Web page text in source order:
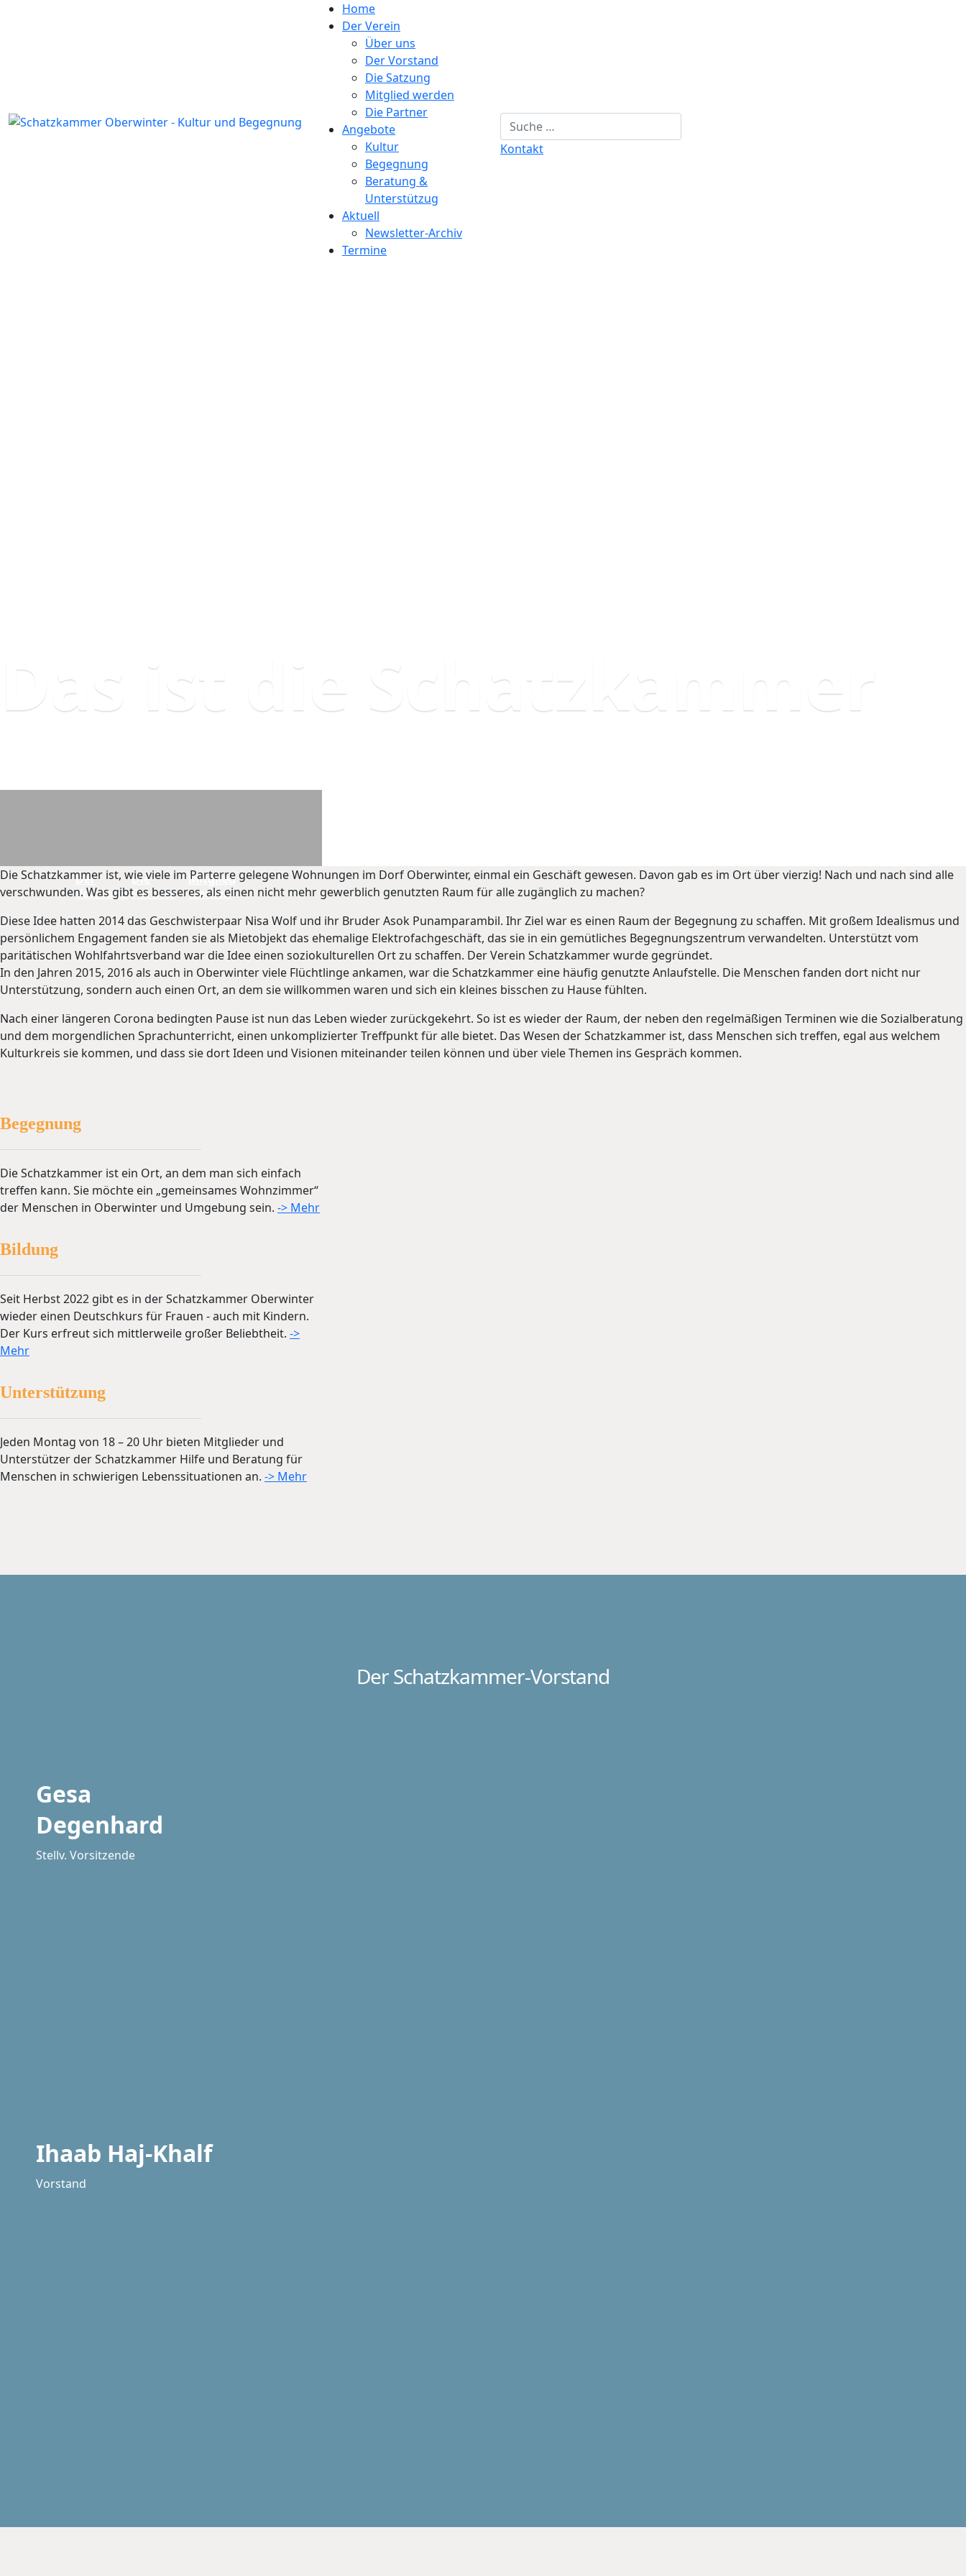
Home
Der Verein
Über uns
Der Vorstand
Die Satzung
Mitglied werden
Die Partner
Angebote
Kultur
Begegnung
Beratung &
Unterstützug
Aktuell
Newsletter-Archiv
Termine
Suchen
Kontakt
Das ist die Schatzkammer
Der
Vorstand
Die
Partner
Mitglied
werden
Die Schatzkammer ist, wie viele im Parterre gelegene Wohnungen im Dorf Oberwinter, einmal ein Geschäft gewesen. Davon gab es im Ort über vierzig! Nach und nach sind alle
verschwunden. Was gibt es besseres, als einen nicht mehr gewerblich genutzten Raum für alle zugänglich zu machen?
Diese Idee hatten 2014 das Geschwisterpaar Nisa Wolf und ihr Bruder Asok Punamparambil. Ihr Ziel war es einen Raum der Begegnung zu schaffen. Mit großem Idealismus und
persönlichem Engagement fanden sie als Mietobjekt das ehemalige Elektrofachgeschäft, das sie in ein gemütliches Begegnungszentrum verwandelten. Unterstützt vom
paritätischen Wohlfahrtsverband war die Idee einen soziokulturellen Ort zu schaffen. Der Verein Schatzkammer wurde gegründet.
In den Jahren 2015, 2016 als auch in Oberwinter viele Flüchtlinge ankamen, war die Schatzkammer eine häufig genutzte Anlaufstelle. Die Menschen fanden dort nicht nur
Unterstützung, sondern auch einen Ort, an dem sie willkommen waren und sich ein kleines bisschen zu Hause fühlten.
Nach einer längeren Corona bedingten Pause ist nun das Leben wieder zurückgekehrt. So ist es wieder der Raum, der neben den regelmäßigen Terminen wie die Sozialberatung
und dem morgendlichen Sprachunterricht, einen unkomplizierter Treffpunkt für alle bietet. Das Wesen der Schatzkammer ist, dass Menschen sich treffen, egal aus welchem
Kulturkreis sie kommen, und dass sie dort Ideen und Visionen miteinander teilen können und über viele Themen ins Gespräch kommen.
Begegnung
Die Schatzkammer ist ein Ort, an dem man sich einfach
treffen kann. Sie möchte ein „gemeinsames Wohnzimmer“
der Menschen in Oberwinter und Umgebung sein. -> Mehr
Bildung
Seit Herbst 2022 gibt es in der Schatzkammer Oberwinter
wieder einen Deutschkurs für Frauen - auch mit Kindern.
Der Kurs erfreut sich mittlerweile großer Beliebtheit. ->
Mehr
Unterstützung
Jeden Montag von 18 – 20 Uhr bieten Mitglieder und
Unterstützer der Schatzkammer Hilfe und Beratung für
Menschen in schwierigen Lebenssituationen an. -> Mehr
Der Schatzkammer-Vorstand
Gesa
Degenhard
Stellv. Vorsitzende
Ihaab Haj-Khalf
Vorstand